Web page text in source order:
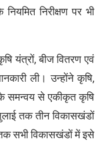
नियमित निरीक्षण पर भी
यंत्रों, बीज वितरण एवं
ली। उन्होंने कृषि,
के समन्वय से एकीकृत कृषि
तक तीन विकासखंडों
सभी विकासखंडों में इसे